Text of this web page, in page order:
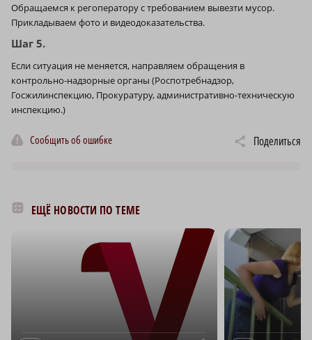
Обращаемся к регоператору с требованием вывезти мусор.
Прикладываем фото и видеодоказательства.
Шаг 5.
Если ситуация не меняется, направляем обращения в
контрольно-надзорные органы (Роспотребнадзор,
Госжилинспекцию, Прокуратуру, административно-техническую
инспекцию.)
Сообщить об ошибке Поделиться
ЕЩЁ НОВОСТИ ПО ТЕМЕ